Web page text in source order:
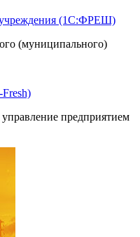
учреждения (1С:ФРЕШ)
(муниципального)
предприятием